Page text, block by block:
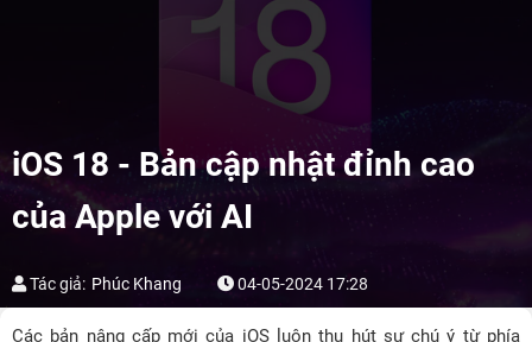
iOS 18 - Bản cập nhật đỉnh cao
của Apple với AI
Tác giả: Phúc Khang 04-05-2024 17:28
Các bản nâng cấp mới của iOS luôn thu hút sự chú ý từ phía